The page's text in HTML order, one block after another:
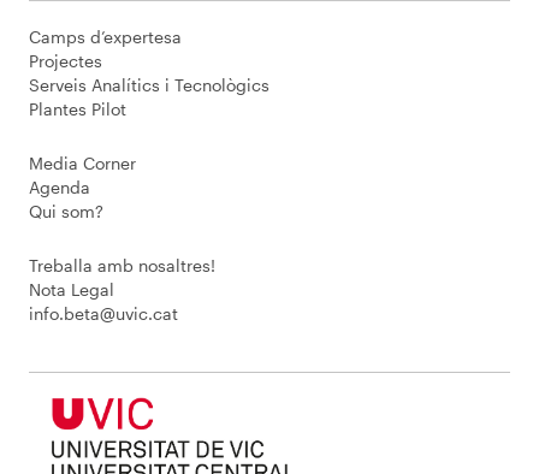
Camps d’expertesa
Projectes
Serveis Analítics i Tecnològics
Plantes Pilot
Media Corner
Agenda
Qui som?
Treballa amb nosaltres!
Nota Legal
info.beta@uvic.cat